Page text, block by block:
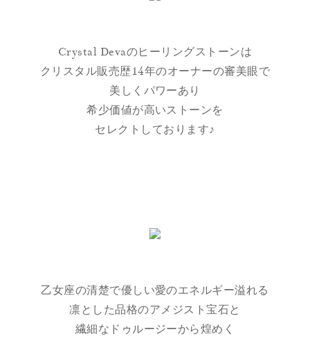
Crystal Devaのヒーリングストーンは
クリスタル販売歴14年のオーナーの審美眼で
美しくパワーあり
希少価値が高いストーンを
セレクトしております♪
乙女座の清楚で優しい愛のエネルギー溢れる
凛とした品格のアメジスト宝石と
繊細なドゥルージーから煌めく